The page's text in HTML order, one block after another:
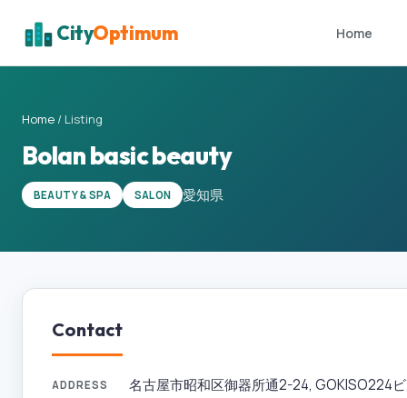
CityOptimum Home
Home / Listing
Bolan basic beauty
BEAUTY & SPA SALON 愛知県
Contact
ADDRESS 名古屋市昭和区御器所通2-24, GOKISO224